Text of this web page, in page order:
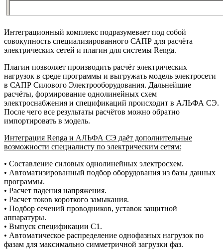
Интеграционный комплекс подразумевает под собой
совокупность специализированного САПР для расчёта
электрических сетей и плагин для системы Renga.
Плагин позволяет производить расчёт электрических
нагрузок в среде программы и выгружать модель электросети
в САПР Силового Электрооборудования. Дальнейшие
расчёты, формирование однолинейных схем
электроснабжения и спецификаций происходит в АЛЬФА СЭ.
После чего все результаты расчётов можно обратно
импортировать в модель.
Интеграция Renga и АЛЬФА СЭ даёт дополнительные
возможности специалисту по электрическим сетям:
• Составление силовых однолинейных электросхем.
• Автоматизированный подбор оборудования из базы данных
программы.
• Расчет падения напряжения.
• Расчет токов короткого замыкания.
• Подбор сечений проводников, уставок защитной
аппаратуры.
• Выпуск спецификации С1.
• Автоматическое распределение однофазных нагрузок по
фазам для максимально симметричной загрузки фаз.